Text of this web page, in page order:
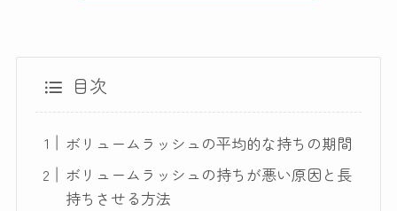
目次
ボリュームラッシュの平均的な持ちの期間
ボリュームラッシュの持ちが悪い原因と長
持ちさせる方法